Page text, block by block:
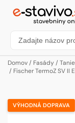
Domov/ Fasády/
/ Fischer TermoZ SV
VÝHODNÁ DOPRAVA